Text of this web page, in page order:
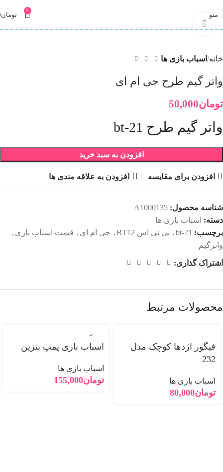
منو
0
تومان
خانه اسباب بازی ها
واتر گیم طرح جی ام ای
تومان50,000
واتر گیم طرح bt-21
افزودن به سبد خرید
افزودن برای مقایسه افزودن به علاقه مندی ها
شناسه محصول: A1000135
دسته: اسباب بازی ها
برچسب: bt-21
, بی تی اس BT12 , جی ام ای , قیمت اسباب بازی ,
واترگیم
اشتراک گذاری:
محصولات مرتبط
فیگور اژدها کوچک مدل
232
اسباب بازی ها
تومان80,000
فروخته
اسباب بازی پمپ بنزین
اسباب بازی ها
تومان155,000